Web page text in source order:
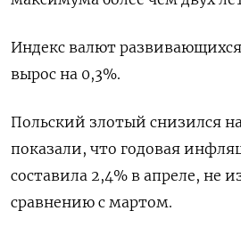
Индекс валют
вырос на 0,3%.
Польский злотый снизился
показали, что годовая
составила 2,4% в апреле, не
сравнению с мартом.